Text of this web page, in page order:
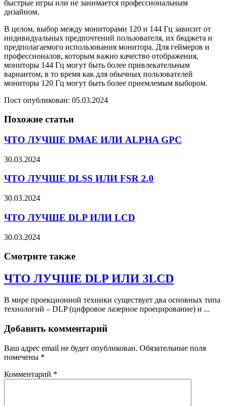
быстрые игры или не занимается профессиональным
дизайном.
В целом, выбор между мониторами 120 и 144 Гц зависит от
индивидуальных предпочтений пользователя, их бюджета и
предполагаемого использования монитора. Для геймеров и
профессионалов, которым важно качество отображения,
мониторы 144 Гц могут быть более привлекательным
вариантом, в то время как для обычных пользователей
мониторы 120 Гц могут быть более приемлемым выбором.
Пост опубликован: 05.03.2024
Похожие статьи
ЧТО ЛУЧШЕ DMAE ИЛИ ALPHA GPC
30.03.2024
ЧТО ЛУЧШЕ DLSS ИЛИ FSR 2.0
30.03.2024
ЧТО ЛУЧШЕ DLP ИЛИ LCD
30.03.2024
Смотрите также
ЧТО ЛУЧШЕ DLP ИЛИ 3LCD
В мире проекционной техники существует два основных типа
технологий – DLP (цифровое лазерное проецирование) и ...
Добавить комментарий
Ваш адрес email не будет опубликован. Обязательные поля
помечены *
Комментарий *